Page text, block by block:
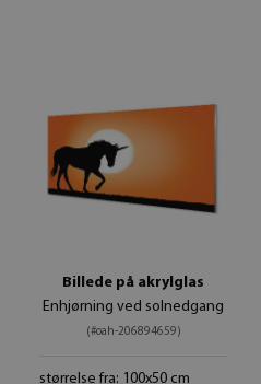
Billede på akrylglas
Enhjørning ved solnedgang
(#oah-206894659)
størrelse fra: 100x50 cm